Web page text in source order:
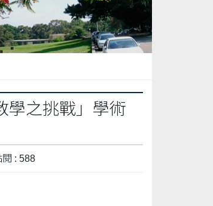
學之挑戰」學術
: 588